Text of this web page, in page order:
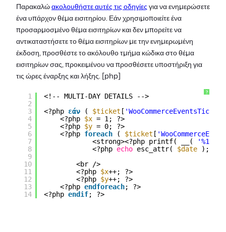
Παρακαλώακολουθήστε αυτές τις οδηγίεςγια να ενημερώσετε
ένα υπάρχον θέμα εισιτηρίου. Εάν χρησιμοποιείτε ένα
προσαρμοσμένο θέμα εισιτηρίων και δεν μπορείτε να
αντικαταστήσετε το θέμα εισιτηρίων με την ενημερωμένη
έκδοση, προσθέστε το ακόλουθο τμήμα κώδικα στο θέμα
εισιτηρίων σας, προκειμένου να προσθέσετε υποστήριξη για
τις ώρες έναρξης και λήξης. [php]
?
1
2
3
4
5
6
7
8
9
10
11
12
13
14
<!-- MULTI-DAY DETAILS -->
<?php εάν ( $ticket [
<?php $x = 1; ?>
<?php $y = 0; ?>
<?php foreach ( $ticket [
<strong><?php printf( __(
'%1$s
<?php echo esc_attr( $date
);
<br /
<?php $x++; ?>
<?php $y++; ?>
<?php endforeach; ?>
<?php endif; ?>